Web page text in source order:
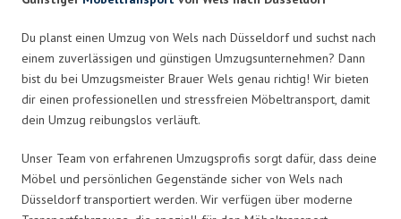
Du planst einen Umzug von Wels nach Düsseldorf und suchst nach
einem zuverlässigen und günstigen Umzugsunternehmen? Dann
bist du bei Umzugsmeister Brauer Wels genau richtig! Wir bieten
dir einen professionellen und stressfreien Möbeltransport, damit
dein Umzug reibungslos verläuft.
Unser Team von erfahrenen Umzugsprofis sorgt dafür, dass deine
Möbel und persönlichen Gegenstände sicher von Wels nach
Düsseldorf transportiert werden. Wir verfügen über moderne